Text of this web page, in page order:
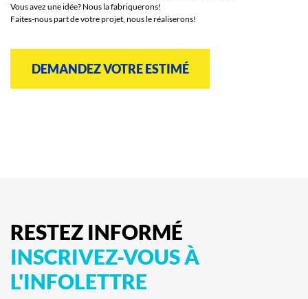
Vous avez une idée? Nous la fabriquerons!
Faites-nous part de votre projet, nous le réaliserons!
DEMANDEZ VOTRE ESTIMÉ
RESTEZ INFORMÉ
INSCRIVEZ-VOUSÀ
L'INFOLETTRE